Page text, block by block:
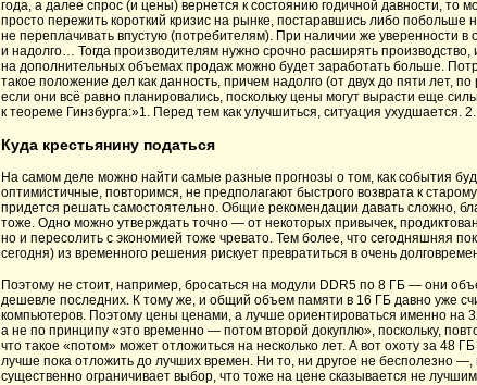
года, а далее спрос (и цены) вернется к состоянию годичной давности,
просто пережить короткий кризис на рынке, постаравшись либо побольше
не переплачивать впустую (потребителям). При наличии же уверенности в
и надолго… Тогда производителям нужно срочно расширять производство,
на дополнительных объемах продаж можно будет заработать больше.
такое положение дел как данность, причем надолго (от двух до пяти лет,
если они всё равно планировались, поскольку цены могут вырасти еще
к теореме Гинзбурга:»1. Перед тем как улучшиться, ситуация ухудшается.
Куда крестьянину податься
На самом деле можно найти самые разные прогнозы о том, как события
оптимистичные, повторимся, не предполагают быстрого возврата к
придется решать самостоятельно. Общие рекомендации давать сложно,
тоже. Одно можно утверждать точно — от некоторых привычек,
но и пересолить с экономией тоже чревато. Тем более, что сегодняшняя
сегодня) из временного решения рискует превратиться в очень
Поэтому не стоит, например, бросаться на модули DDR5 по 8 ГБ — они
дешевле последних. К тому же, и общий объем памяти в 16 ГБ давно уже
компьютеров. Поэтому цены ценами, а лучше ориентироваться именно на
а не по принципу «это временно — потом второй докуплю», поскольку,
что такое «потом» может отложиться на несколько лет. А вот охоту за 48
лучше пока отложить до лучших времен. Ни то, ни другое не бесполезно —,
существенно ограничивает выбор, что тоже на цене сказывается не